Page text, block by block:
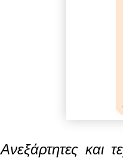
Ανεξάρτητες και